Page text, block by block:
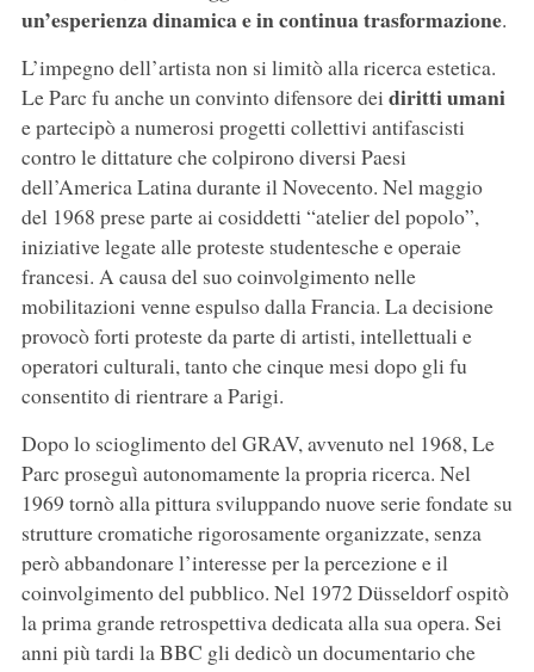
un’esperienza dinamica e in continua trasformazione.
L’impegno dell’artista non si limitò alla ricerca estetica.
Le Parc fu anche un convinto difensore dei diritti umani
e partecipò a numerosi progetti collettivi antifascisti
contro le dittature che colpirono diversi Paesi
dell’America Latina durante il Novecento. Nel maggio
del 1968 prese parte ai cosiddetti “atelier del popolo”,
iniziative legate alle proteste studentesche e operaie
francesi. A causa del suo coinvolgimento nelle
mobilitazioni venne espulso dalla Francia. La decisione
provocò forti proteste da parte di artisti, intellettuali e
operatori culturali, tanto che cinque mesi dopo gli fu
consentito di rientrare a Parigi.
Dopo lo scioglimento del GRAV, avvenuto nel 1968, Le
Parc proseguì autonomamente la propria ricerca. Nel
1969 tornò alla pittura sviluppando nuove serie fondate su
strutture cromatiche rigorosamente organizzate, senza
però abbandonare l’interesse per la percezione e il
coinvolgimento del pubblico. Nel 1972 Düsseldorf ospitò
la prima grande retrospettiva dedicata alla sua opera. Sei
anni più tardi la BBC gli dedicò un documentario che